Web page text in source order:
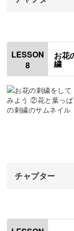
はじめに
使用材料・道具
生地に下絵を
糸を準備する
残りの枝を刺繍
LESSON
8
お花
繍
チャプター
はじめに